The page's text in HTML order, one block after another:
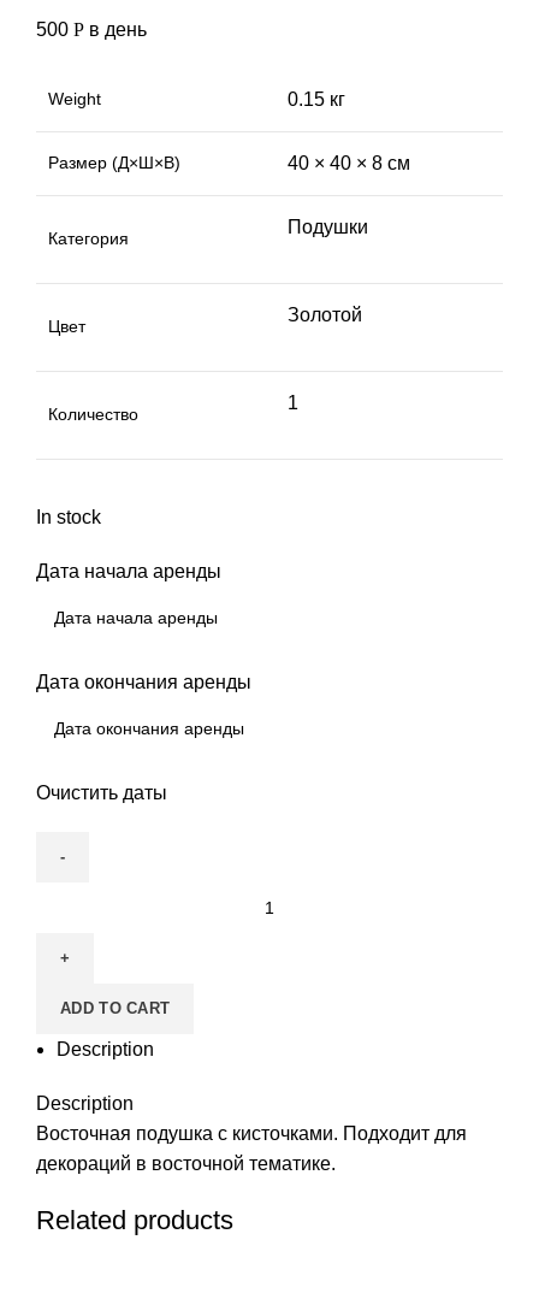
500 Р в день
Weight 0.15 кг
Размер (Д×Ш×В) 40 × 40 × 8 см
Категория
Подушки
Цвет
Золотой
Количество
1
In stock
Дата начала аренды
Дата окончания аренды
Очистить даты
quantity
ADD TO CART
Description
Description
Восточная подушка с кисточками. Подходит для
декораций в восточной тематике.
Related products